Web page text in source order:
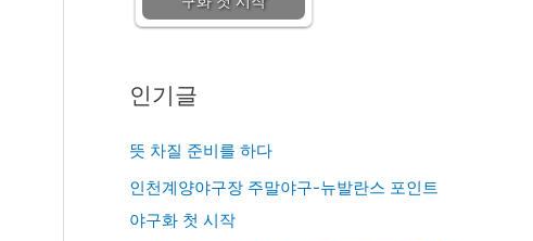
인기글
뜻 차질 준비를 하다
인천계양야구장 주말야구-뉴발란스 포인트
야구화 첫 시작